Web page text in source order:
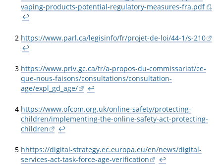
vaping-products-potential-regulatory-measures-fra.pdf
↩
2 https://www.parl.ca/legisinfo/fr/projet-de-loi/44-1/s-210
↩
3 https://www.priv.gc.ca/fr/a-propos-du-commissariat/ce-
que-nous-faisons/consultations/consultation-
age/expl_gd_age/
↩
4 https://www.ofcom.org.uk/online-safety/protecting-
children/implementing-the-online-safety-act-protecting-
children
↩
5 hhttps://digital-strategy.ec.europa.eu/en/news/digital-
services-act-task-force-age-verification
↩